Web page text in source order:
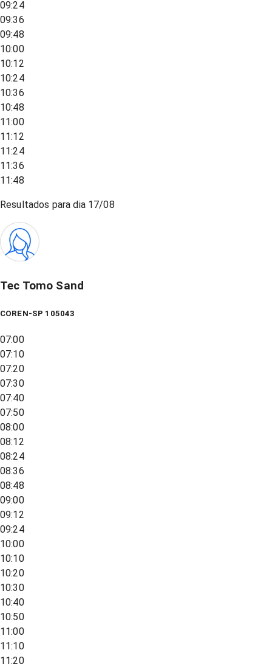
09:24
09:36
09:48
10:00
10:12
10:24
10:36
10:48
11:00
11:12
11:24
11:36
11:48
Resultados para dia 17/08
Tec Tomo Sand
COREN-SP 105043
07:00
07:10
07:20
07:30
07:40
07:50
08:00
08:12
08:24
08:36
08:48
09:00
09:12
09:24
10:00
10:10
10:20
10:30
10:40
10:50
11:00
11:10
11:20